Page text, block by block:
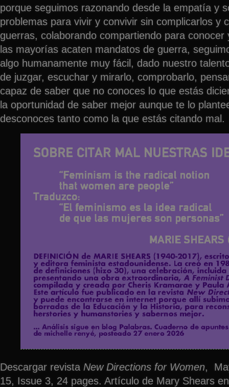
porque seguimos razonando desde la empatía y
problemas para vivir y convivir sin complicarlos y
guerras, colaborando compartiendo para conocer
las mayorías acaten mandatos de guerra,
algo humanamente muy fácil, dado nuestro
de juzgar, escuchar y mirarlo, comprobarlo,
capaz de saber que no conoces lo que estás
la oportunidad de saber mejor aunque te lo
desconoces tanto como la que estás citando mal.
Descargar revista New Directions for Women,
15, Issue 3, 24 pages. Artículo de Mary Shears